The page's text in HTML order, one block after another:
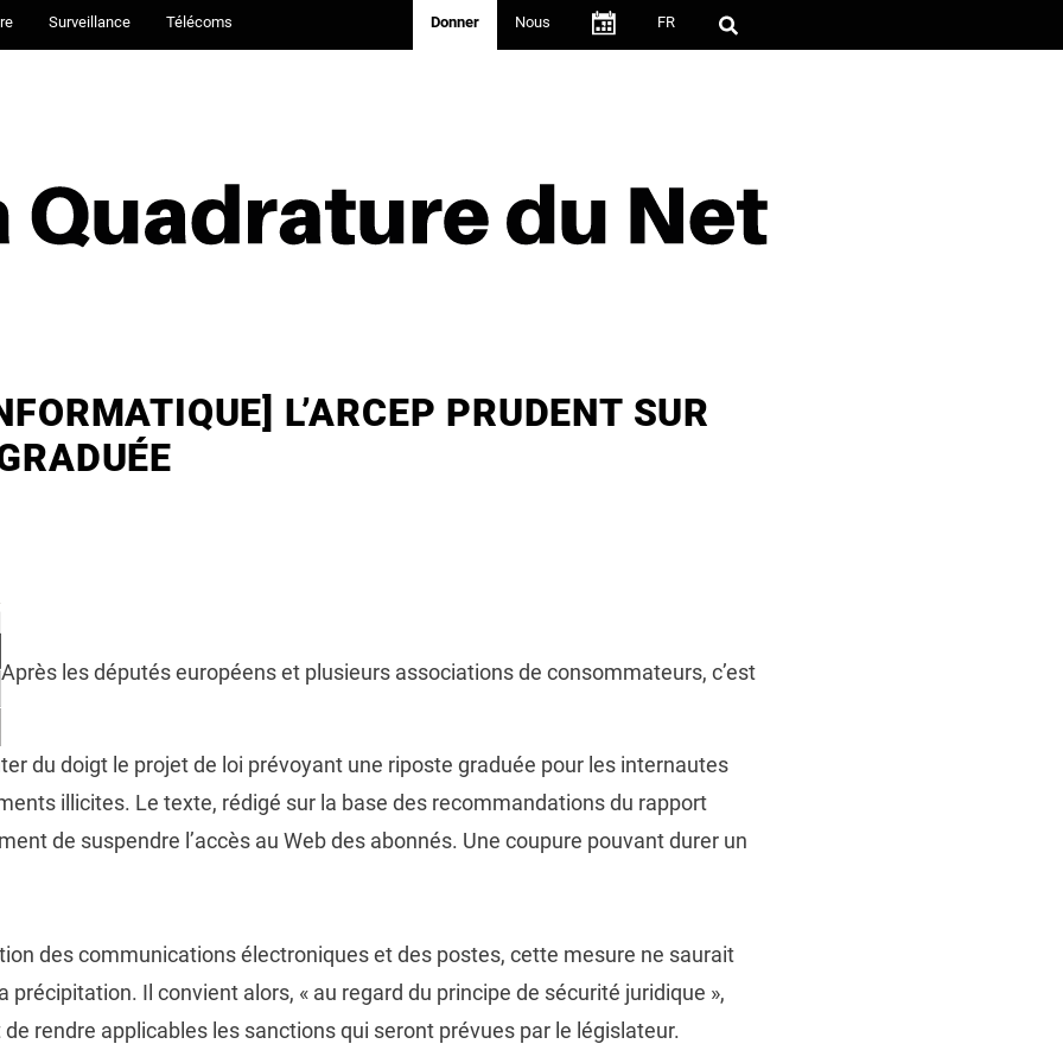
Surveillance Télécoms Donner Nous · FR
L’ARCEP PRUDENT SUR
Après les députés européens et plusieurs associations de consommateurs, c’est
du doigt le projet de loi prévoyant une riposte graduée pour les internautes
illicites. Le texte, rédigé sur la base des recommandations du rapport
de suspendre l’accès au Web des abonnés. Une coupure pouvant durer un
des communications électroniques et des postes, cette mesure ne saurait
précipitation. Il convient alors, « au regard du principe de sécurité juridique »,
de rendre applicables les sanctions qui seront prévues par le législateur.